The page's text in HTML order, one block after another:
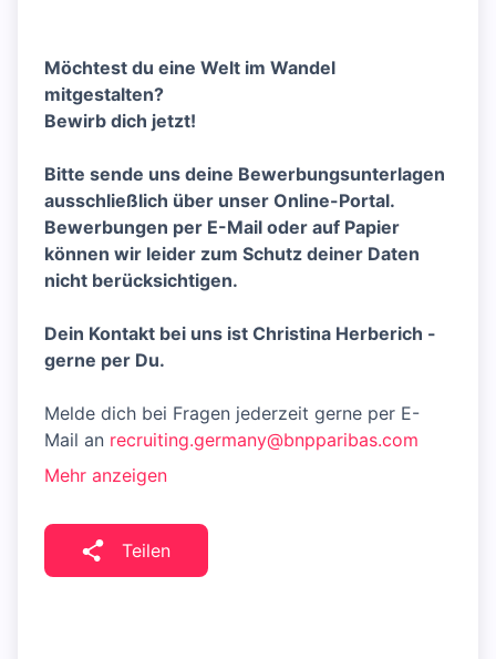
Möchtest du eine Welt im Wandel
mitgestalten?
Bewirb dich jetzt!
Bitte sende uns deine Bewerbungsunterlagen
ausschließlich über unser Online-Portal.
Bewerbungen per E-Mail oder auf Papier
können wir leider zum Schutz deiner Daten
nicht berücksichtigen.
Dein Kontakt bei uns ist Christina Herberich -
gerne per Du.
Melde dich bei Fragen jederzeit gerne per E-
Mail an recruiting.germany@bnpparibas.com
Mehr anzeigen
Teilen